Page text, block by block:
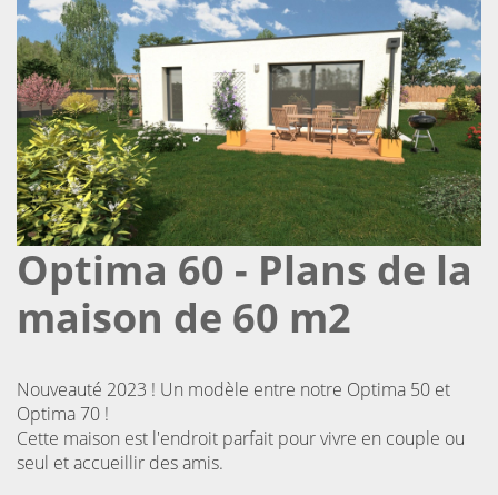
Optima 60 - Plans de la
maison de 60 m2
Nouveauté 2023 ! Un modèle entre notre Optima 50 et
Optima 70 !
Cette maison est l'endroit parfait pour vivre en couple ou
seul et accueillir des amis.